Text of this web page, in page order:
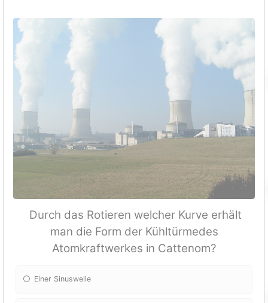
Durch das Rotieren welcher Kurve erhält
man die Form der Kühltürmedes
Atomkraftwerkes in Cattenom?
Einer Sinuswelle